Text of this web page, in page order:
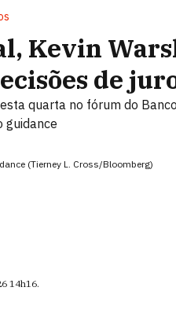
Kevin
de
quarta no fórum do
guidance
(Tierney L. Cross/Bloomberg)
14h16.